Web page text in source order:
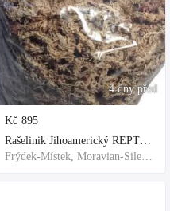
4 dny před
Kč 895
Rašelinik Jihoamerický REPTER - 5 balení - 500g -
Frýdek-Místek, Moravian-Silesian Region,Others